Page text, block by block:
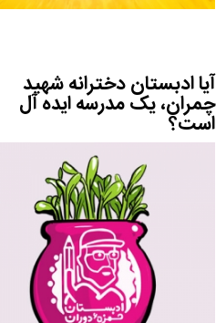
آیا ادبستان دخترانه شهید
چمران، یک مدرسه ایده آل
است؟